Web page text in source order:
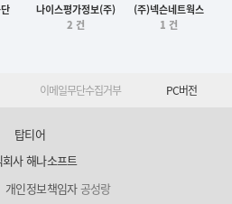
후기보기
나이스평가정보(주)
2 건
후기보기
(주)넥슨네트웍스
1 건
이메일무단수집거부 PC버전
탑티어
사 해나소프트
개인정보책임자공성랑